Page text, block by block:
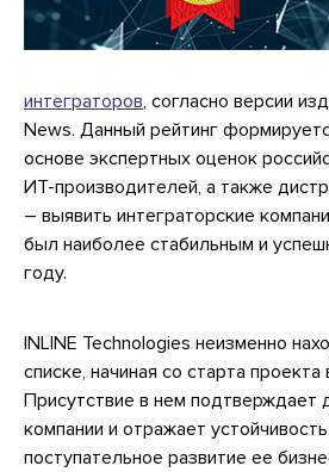
интеграторов, согласно версии
News. Данный рейтинг
основе экспертных оценок
ИТ-производителей, а также
– выявить интеграторские
был наиболее стабильным и
году.
INLINE Technologies неизменно
списке, начиная со старта
Присутствие в нем подтверждает
компании и отражает
поступательное развитие ее